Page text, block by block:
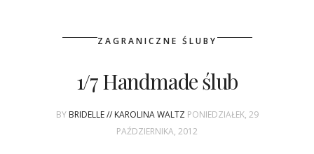
KSIĄŻKI BRIDELLE
ZAGRANICZNE ŚLUBY
1/7 Handmade ślub
BY BRIDELLE // KAROLINA WALTZ PONIEDZIAŁEK, 29
PAŹDZIERNIKA, 2012